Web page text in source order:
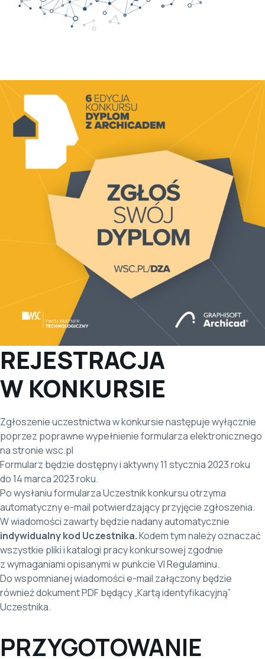
REJESTRACJA
W KONKURSIE
Zgłoszenie uczestnictwa w konkursie następuje wyłącznie
poprzez poprawne wypełnienie formularza elektronicznego
na stronie wsc.pl
Formularz będzie dostępny i aktywny 11 stycznia 2023 roku
do 14 marca 2023 roku.
Po wysłaniu formularza Uczestnik konkursu otrzyma
automatyczny e-mail potwierdzający przyjęcie zgłoszenia.
W wiadomości zawarty będzie nadany automatycznie
indywidualny kod Uczestnika.Kodem tym należy oznaczać
wszystkie pliki i katalogi pracy konkursowej zgodnie
z wymaganiami opisanymi w punkcie VI Regulaminu.
Do wspomnianej wiadomości e-mail załączony będzie
również dokument PDF będący „Kartą identyfikacyjną”
Uczestnika.
PRZYGOTOWANIE